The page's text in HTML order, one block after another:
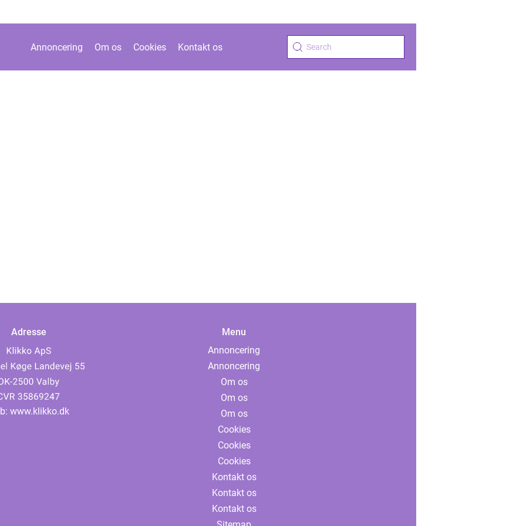
Annoncering Om os Cookies Kontakt os
Adresse
www.klikko.dk
Menu
Annoncering
Annoncering
Om os
Om os
Om os
Cookies
Cookies
Cookies
Kontakt os
Kontakt os
Kontakt os